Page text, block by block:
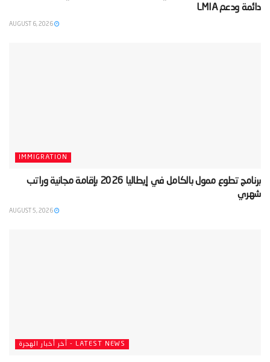
دائمة ودعم LMIA‬
IMMIGRATION
‫برنامج تطوع ممول بالكامل في إيطاليا 2026 بإقامة مجانية وراتب
شهري‬
LATEST NEWS - آخر أخبار الهجرة